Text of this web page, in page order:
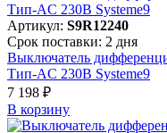
Артикул: S9R12240
Срок поставки: 2 дня
Выключатель
Тип-AC 230В Systeme9
7 198 ₽
В корзинy